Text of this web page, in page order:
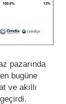
pazarında
bugüne
ve akıllı